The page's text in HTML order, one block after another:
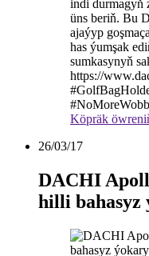
indi durmagyň
üns beriň. Bu
ajaýyp
has ýumşak
sumkasynyň
https://
Köpräk
26/03/17
DACHI
hilli